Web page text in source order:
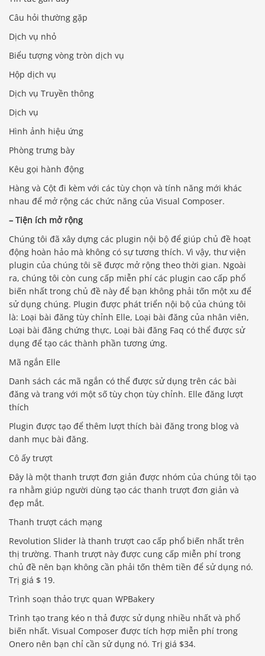
Câu hỏi thường gặp
Dịch vụ nhỏ
Biểu tượng vòng tròn dịch vụ
Hộp dịch vụ
Dịch vụ Truyền thông
Dịch vụ
Hình ảnh hiệu ứng
Phòng trưng bày
Kêu gọi hành động
Hàng và Cột đi kèm với các tùy chọn và tính năng mới khác
nhau để mở rộng các chức năng của Visual Composer.
– Tiện ích mở rộng
Chúng tôi đã xây dựng các plugin nội bộ để giúp chủ đề hoạt
động hoàn hảo mà không có sự tương thích. Vì vậy, thư viện
plugin của chúng tôi sẽ được mở rộng theo thời gian. Ngoài
ra, chúng tôi còn cung cấp miễn phí các plugin cao cấp phổ
biến nhất trong chủ đề này để bạn không phải tốn một xu để
sử dụng chúng. Plugin được phát triển nội bộ của chúng tôi
là: Loại bài đăng tùy chỉnh Elle, Loại bài đăng của nhân viên,
Loại bài đăng chứng thực, Loại bài đăng Faq có thể được sử
dụng để tạo các thành phần tương ứng.
Mã ngắn Elle
Danh sách các mã ngắn có thể được sử dụng trên các bài
đăng và trang với một số tùy chọn tùy chỉnh. Elle đăng lượt
thích
Plugin được tạo để thêm lượt thích bài đăng trong blog và
danh mục bài đăng.
Cô ấy trượt
Đây là một thanh trượt đơn giản được nhóm của chúng tôi tạo
ra nhằm giúp người dùng tạo các thanh trượt đơn giản và
đẹp mắt.
Thanh trượt cách mạng
Revolution Slider là thanh trượt cao cấp phổ biến nhất trên
thị trường. Thanh trượt này được cung cấp miễn phí trong
chủ đề nên bạn không cần phải tốn thêm tiền để sử dụng nó.
Trị giá $ 19.
Trình soạn thảo trực quan WPBakery
Trình tạo trang kéo n thả được sử dụng nhiều nhất và phổ
biến nhất. Visual Composer được tích hợp miễn phí trong
Onero nên bạn chỉ cần sử dụng nó. Trị giá $34.